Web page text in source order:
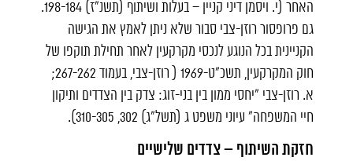
האחר (י. ויסמן דיני קניין – בעלות ושיתוף (תשנ"ז) 198-184.
גם פרופסור רוזן-צבי סבור שלא ניתן לאמץ את הגישה
הקניינית בכל הנוגע לנכסי מקרקעין לאחר תחילת תוקפו של
חוק המקרקעין, תשכ"ט-1969 ( רוזן-צבי, בעמוד 267-262;
א. רוזן-צבי "יחסי ממון בין בני-זוג: צדק בין הצדדים ותיקון
חיי המשפחה" עיוני משפט ג (תשל"ג) 302, 310-305).
חזקת השיתוף – צדדים שלישיים